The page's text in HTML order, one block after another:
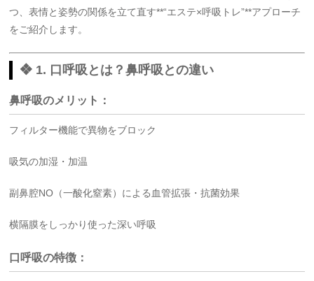
つ、表情と姿勢の関係を立て直す**“エステ×呼吸トレ”**アプローチ
をご紹介します。
❖ 1. 口呼吸とは？鼻呼吸との違い
鼻呼吸のメリット：
フィルター機能で異物をブロック
吸気の加湿・加温
副鼻腔NO（一酸化窒素）による血管拡張・抗菌効果
横隔膜をしっかり使った深い呼吸
口呼吸の特徴：